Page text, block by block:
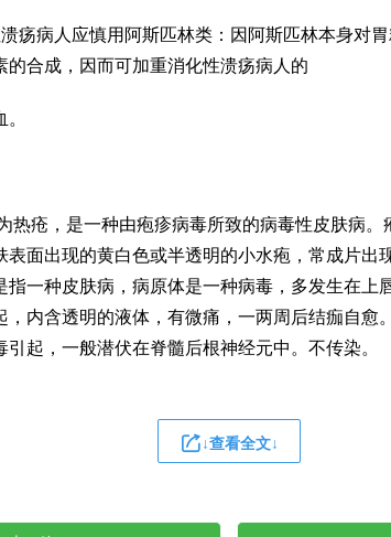
病人应慎用阿斯匹林类：因阿斯匹林本身对胃
的合成，因而可加重消化性溃疡病人的
热疮，是一种由疱疹病毒所致的病毒性皮肤病
表面出现的黄白色或半透明的小水疱，常成片出
指一种皮肤病，病原体是一种病毒，多发生在上
，内含透明的液体，有微痛，一两周后结痂自愈
起，一般潜伏在脊髓后根神经元中。不传染。
↓查看全文↓